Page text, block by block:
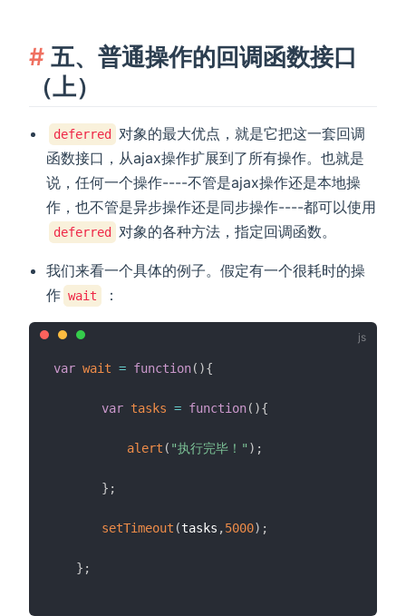
五、普通操作的回调函数接口
（上）
deferred 对象的最大优点，就是它把这一套回调
函数接口，从ajax操作扩展到了所有操作。也就是
说，任何一个操作----不管是ajax操作还是本地操
作，也不管是异步操作还是同步操作----都可以使用
deferred 对象的各种方法，指定回调函数。
我们来看一个具体的例子。假定有一个很耗时的操
作 wait ：
var wait = function( ){
var tasks = function( ){
alert ( "执行完毕！" ) ;
} ;
setTimeout (tasks ,5000) ;
} ;